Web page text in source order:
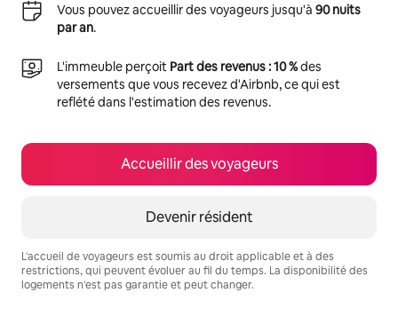
Vous pouvez accueillir des voyageurs jusqu'à 90 nuits
par an.
L'immeuble perçoit Part des revenus : 10 %des
versements que vous recevez d'Airbnb, ce qui est
reflété dans l'estimation des revenus.
Accueillir des voyageurs
Devenir résident
L'accueil de voyageurs est soumis au droit applicable et à des
restrictions, qui peuvent évoluer au fil du temps. La disponibilité des
logements n'est pas garantie et peut changer.